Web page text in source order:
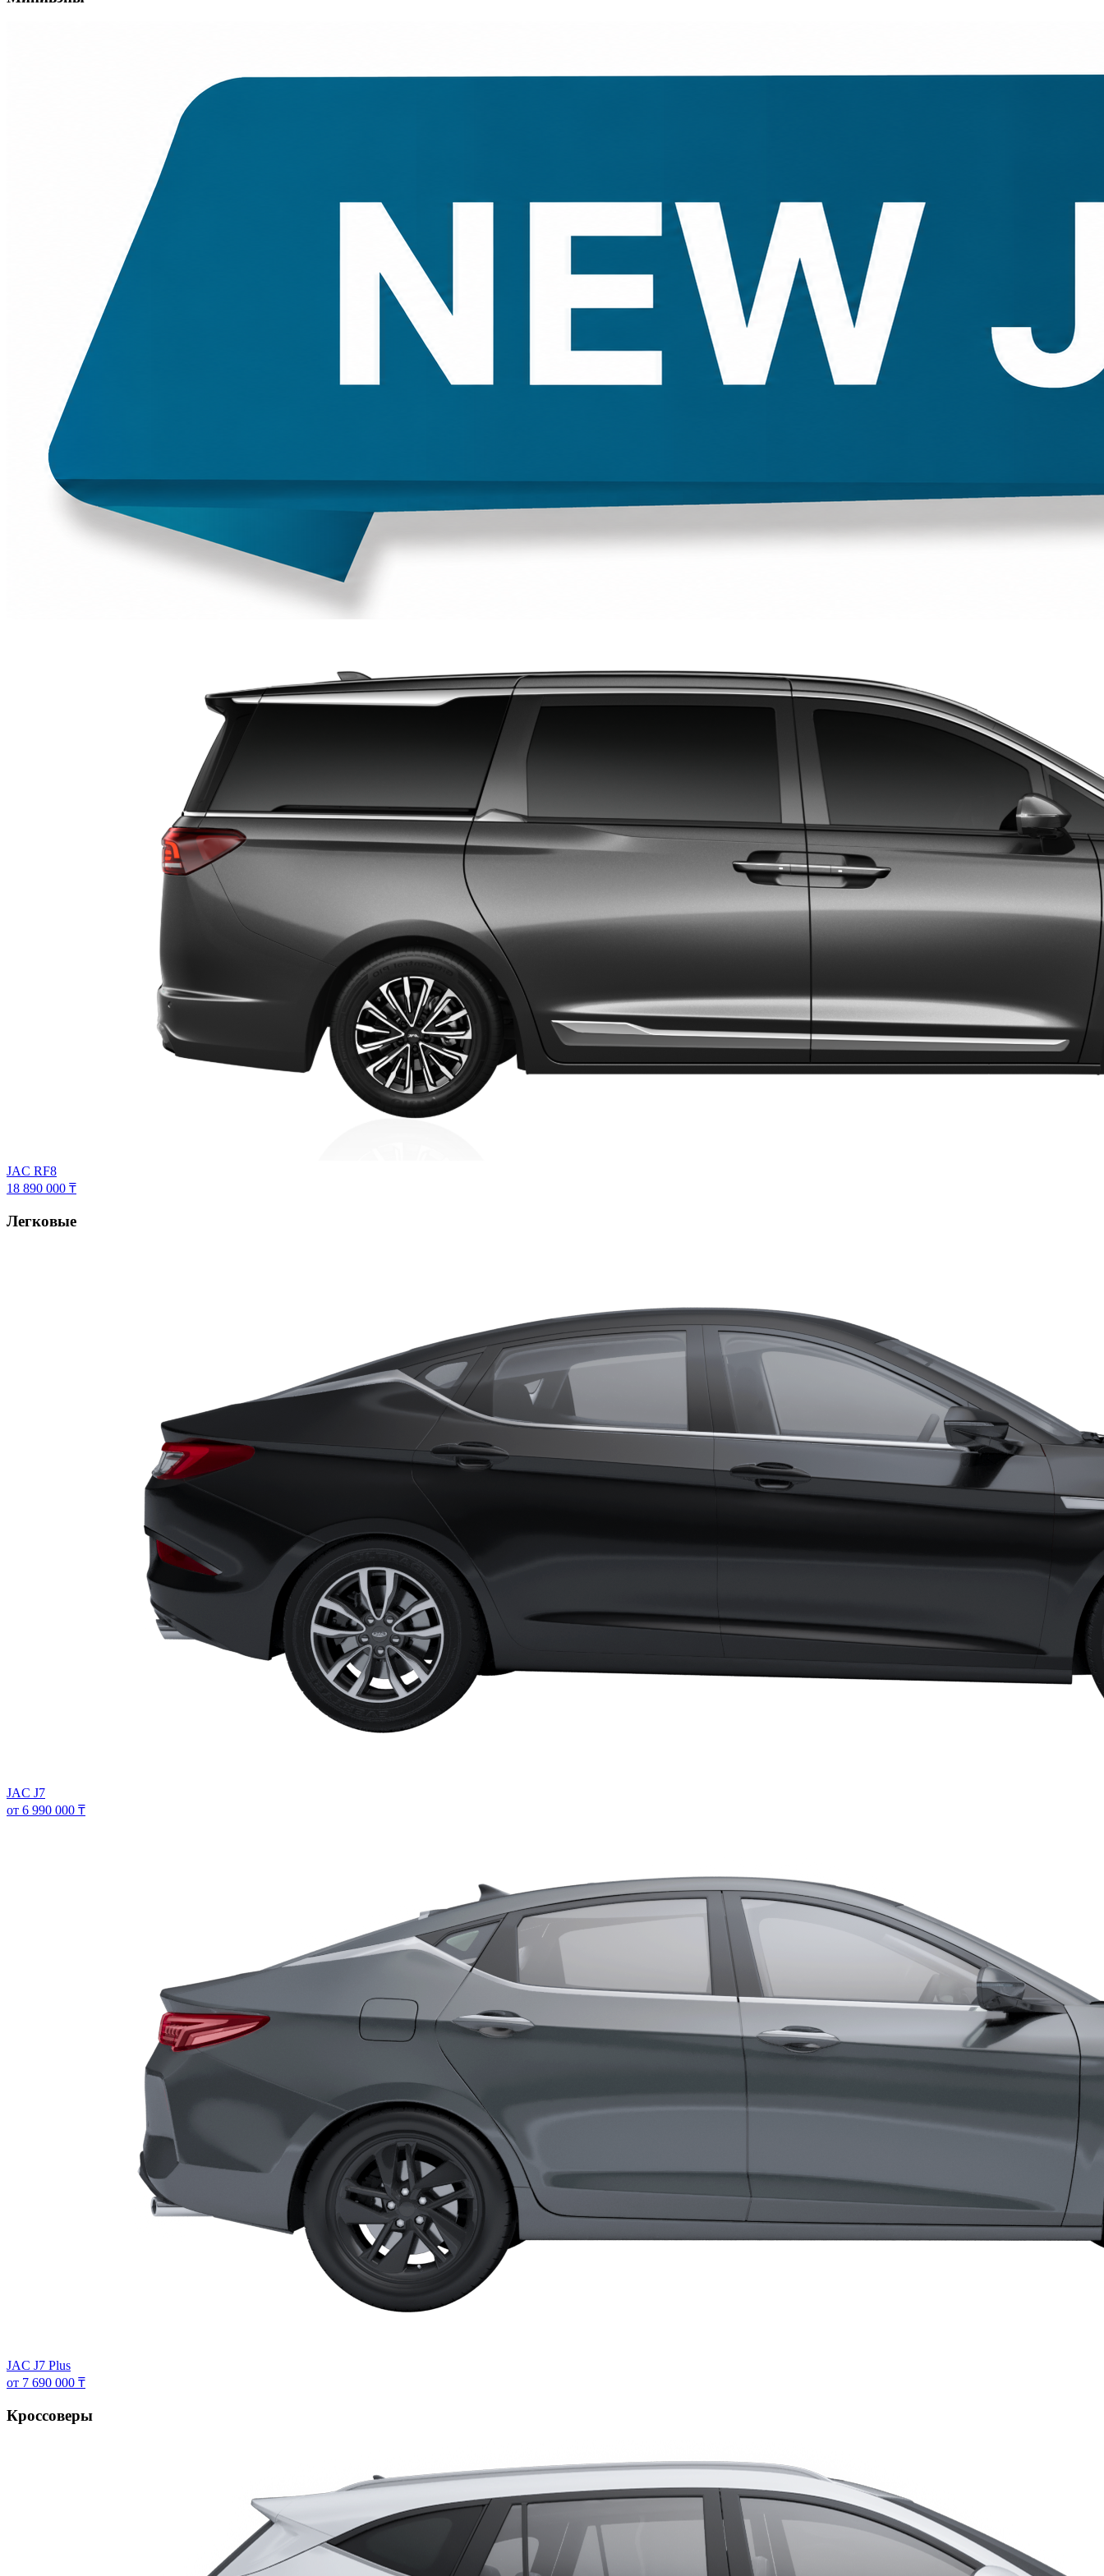
JAC RF8
18 890 000 ₸
Легковые
JAC J7
от 6 990 000 ₸
JAC J7 Plus
от 7 690 000 ₸
Кроссоверы